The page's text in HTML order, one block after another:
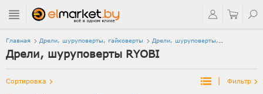
Главная Дрели, шуруповерты, гайковерты
Дрели, шуруповерты,
гайковерты
RYOBI
Дрели, шуруповерты RYOBI
Сортировка | Фильтр